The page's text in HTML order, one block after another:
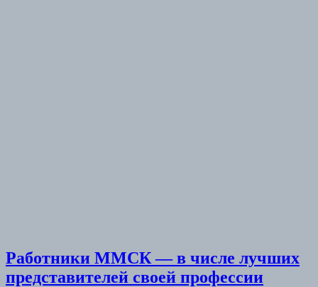
Работники ММСК — в числе лучших
представителей своей профессии